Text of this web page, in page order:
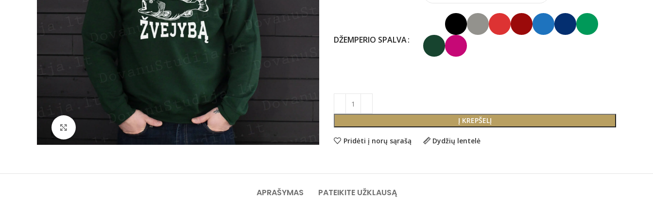
DŽEMPERIO SPALVA
Į KREPŠELĮ
Pridėti į norų sąrašą Dydžių lentelė
APRAŠYMAS PATEIKITE UŽKLAUSĄ